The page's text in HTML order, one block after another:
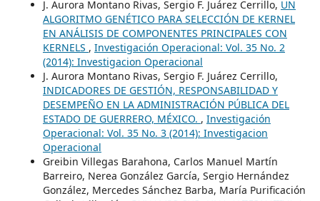
J. Aurora Montano Rivas, Sergio F. Juárez Cerrillo, UN
ALGORITMO GENÉTICO PARA SELECCIÓN DE KERNEL
EN ANÁLISIS DE COMPONENTES PRINCIPALES CON
KERNELS , Investigación Operacional: Vol. 35 No. 2
(2014): Investigacion Operacional
J. Aurora Montano Rivas, Sergio F. Juárez Cerrillo,
INDICADORES DE GESTIÓN, RESPONSABILIDAD Y
DESEMPEÑO EN LA ADMINISTRACIÓN PÚBLICA DEL
ESTADO DE GUERRERO, MÉXICO. , Investigación
Operacional: Vol. 35 No. 3 (2014): Investigacion
Operacional
Greibin Villegas Barahona, Carlos Manuel Martín
Barreiro, Nerea González García, Sergio Hernández
González, Mercedes Sánchez Barba, María Purificación